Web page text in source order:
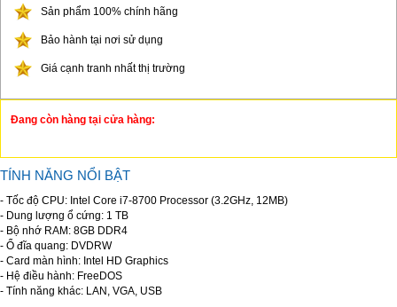
Sản phẩm 100% chính hãng
Bảo hành tại nơi sử dụng
Giá cạnh tranh nhất thị trường
Đang còn hàng tại cửa hàng:
TÍNH NĂNG NỔI BẬT
- Tốc độ CPU: Intel Core i7-8700 Processor (3.2GHz, 12MB)
- Dung lượng ổ cứng: 1 TB
- Bộ nhớ RAM: 8GB DDR4
- Ổ đĩa quang: DVDRW
- Card màn hình: Intel HD Graphics
- Hệ điều hành: FreeDOS
- Tính năng khác: LAN, VGA, USB